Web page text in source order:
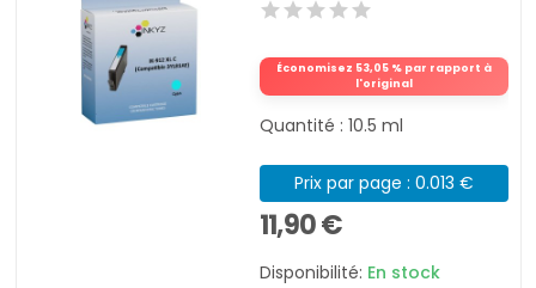
Économisez 53,05 % par rapport à
l'original
Quantité : 10.5 ml
Prix par page : 0.013 €
11,90 €
Disponibilité: En stock